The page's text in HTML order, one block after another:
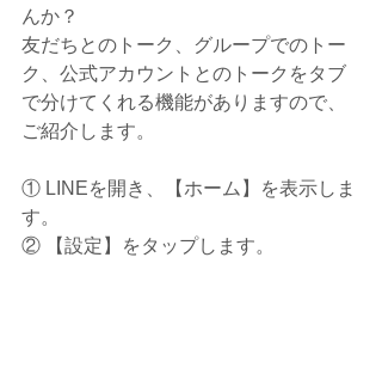
んか？
友だちとのトーク、グループでのトー
ク、公式アカウントとのトークをタブ
で分けてくれる機能がありますので、
ご紹介します。
① LINEを開き、【ホーム】を表示しま
す。
② 【設定】をタップします。